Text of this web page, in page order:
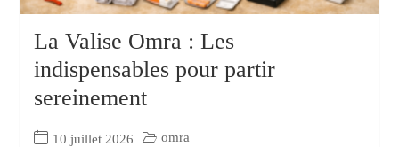
La Valise Omra : Les
indispensables pour partir
sereinement
10 juillet 2026 omra